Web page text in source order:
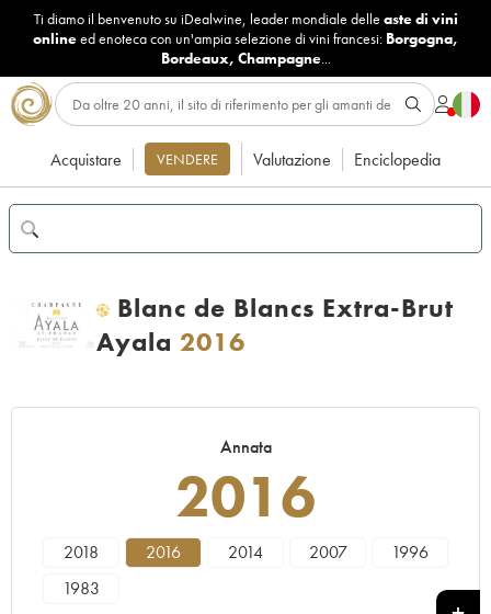
Ti diamo il benvenuto su iDealwine, leader mondiale delle aste di vini
onlineed enoteca con un'ampia selezione di vini francesi: Borgogna,
Bordeaux, Champagne...
Acquistare VENDERE Valutazione Enciclopedia
H
Blanc de Blancs Extra-Brut
Ayala 2016
Annata
2016
2018 2016 2014 2007
1996
1983